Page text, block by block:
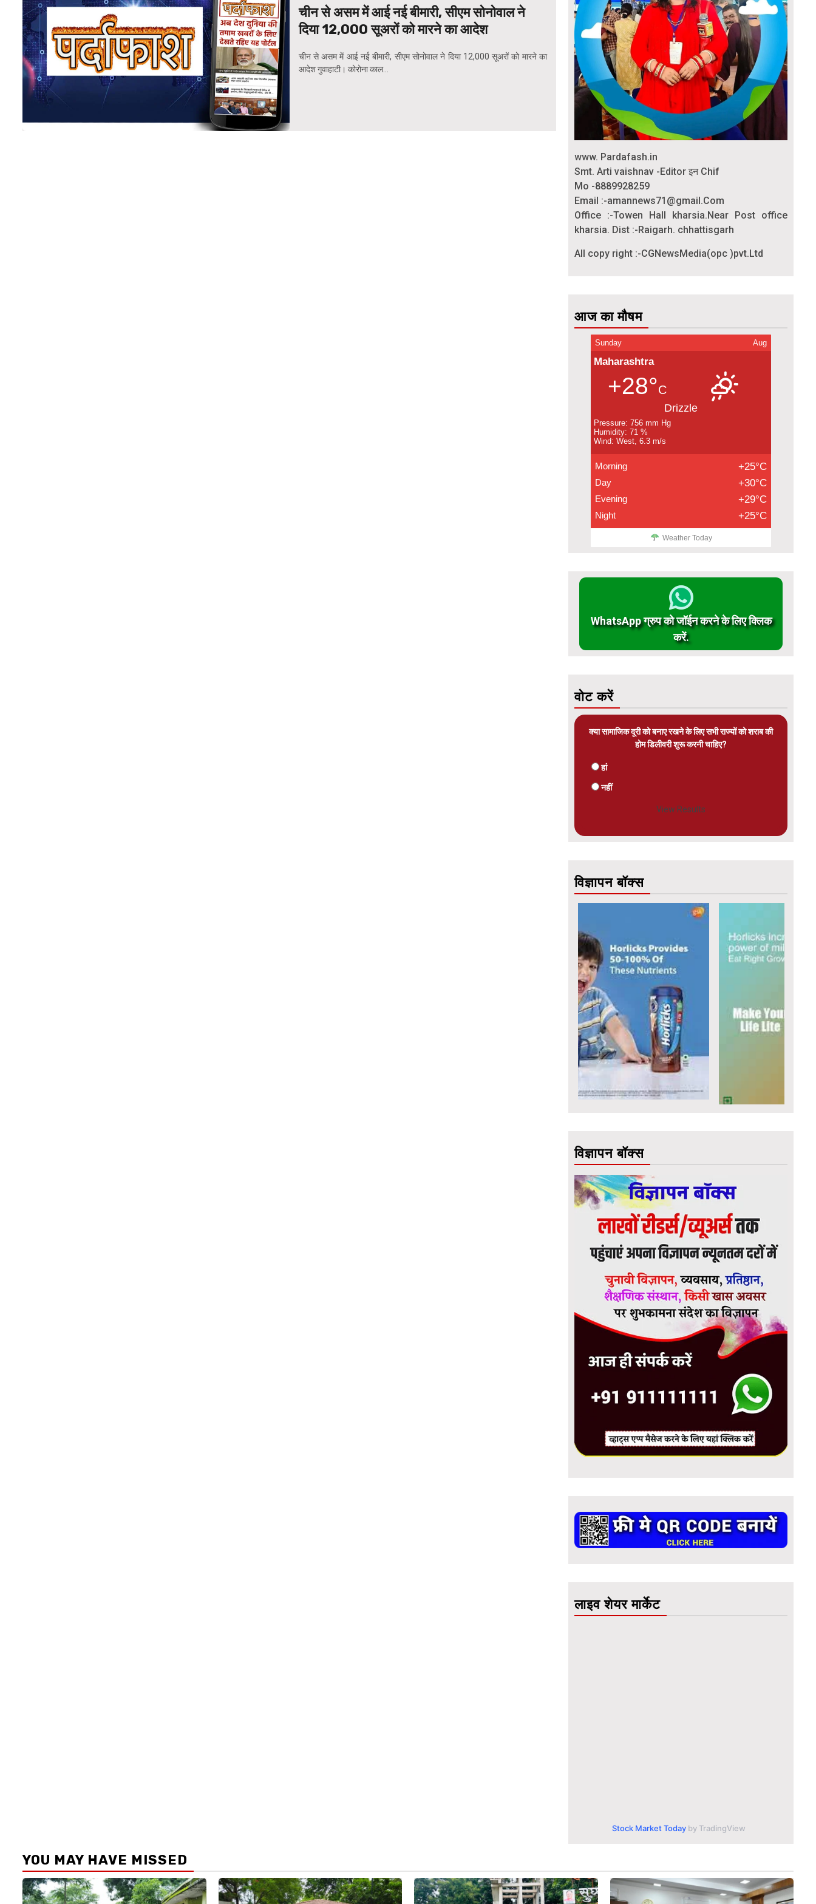
चीन से असम में आई नई बीमारी, सीएम सोनोवाल ने
दिया 12,000 सूअरों को मारने का आदेश
चीन से असम में आई नई बीमारी, सीएम सोनोवाल ने दिया 12,000 सूअरों को मारने का
आदेश गुवाहाटी। कोरोना काल...
www. Pardafash.in
Smt. Arti vaishnav -Editor इन Chif
Mo -8889928259
Email :-amannews71@gmail.Com
Office :-Towen Hall kharsia.Near Post office
kharsia. Dist :-Raigarh. chhattisgarh
All copy right :-CGNewsMedia(opc )pvt.Ltd
आज का मौषम
Sunday Aug
Maharashtra
+28°C
Drizzle
Pressure: 756 mm Hg
Humidity: 71 %
Wind: West, 6.3 m/s
Morning +25°C
Day +30°C
Evening +29°C
Night +25°C
Weather Today
WhatsApp ग्रुप को जॉईन करने के लिए क्लिक
करें.
वोट करें
क्या सामाजिक दूरी को बनाए रखने के लिए सभी राज्यों को शराब की
होम डिलीवरी शुरू करनी चाहिए?
हां
नहीं
View Results
विज्ञापन बॉक्स
विज्ञापन बॉक्स
लाइव शेयर मार्केट
Stock Market Today by TradingView
YOU MAY HAVE MISSED